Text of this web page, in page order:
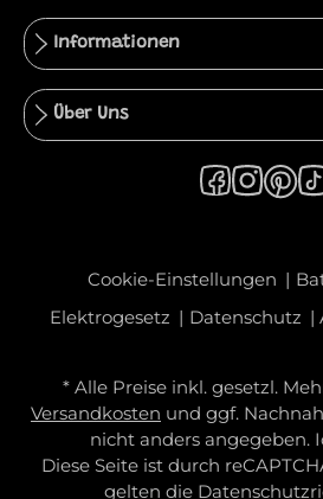
Informationen
Über Uns
Cookie-Einstellungen
Elektrogesetz
Datenschutz
* Alle Preise inkl. gesetzl.
Versandkosten und ggf.
nicht anders angegeben.
Diese Seite ist durch
gelten die